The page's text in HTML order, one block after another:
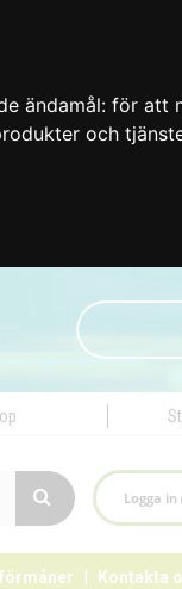
ändamål: för att
och
Logga in
Kontakta